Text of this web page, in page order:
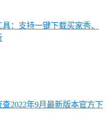
：支持一键下载买家秀、
2022年9月最新版本官方下